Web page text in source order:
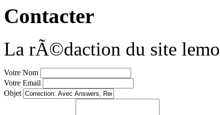
Contacter
La rÃ©daction du site
Votre Nom
Votre Email
Objet